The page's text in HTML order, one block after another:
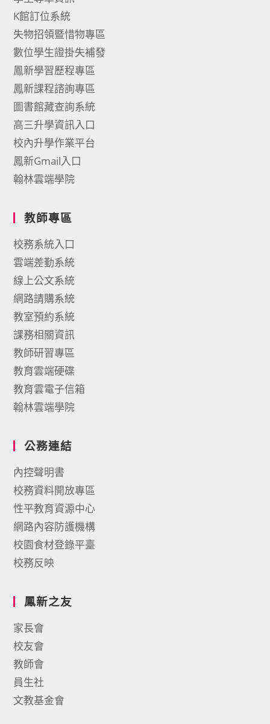
K館訂位系統
失物招領暨惜物專區
數位學生證掛失補發
鳳新學習歷程專區
鳳新課程諮詢專區
圖書館藏查詢系統
高三升學資訊入口
校內升學作業平台
鳳新Gmail入口
翰林雲端學院
教師專區
校務系統入口
雲端差勤系統
線上公文系統
網路請購系統
教室預約系統
課務相關資訊
教師研習專區
教育雲端硬碟
教育雲電子信箱
翰林雲端學院
公務連結
內控聲明書
校務資料開放專區
性平教育資源中心
網路內容防護機構
校園食材登錄平臺
校務反映
鳳新之友
家長會
校友會
教師會
員生社
文教基金會